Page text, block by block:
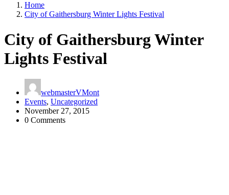
Home
City of Gaithersburg Winter Lights Festival
City of Gaithersburg Winter
Lights Festival
webmasterVMont
Events, Uncategorized
November 27, 2015
0 Comments